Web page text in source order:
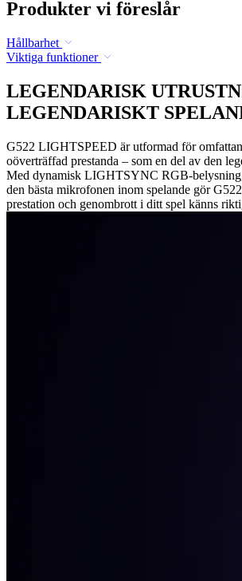
Produkter vi föreslår
Hållbarhet
Viktiga funktioner
LEGENDARISK
LEGENDARISKT
G522 LIGHTSPEED är utformad för
oöverträffad prestanda – som en del av den
Med dynamisk LIGHTSYNC RGB-
den bästa mikrofonen inom spelande gör
prestation och genombrott i ditt spel känns